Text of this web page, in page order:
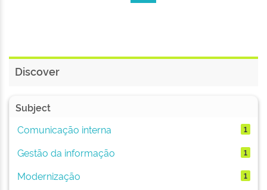
Discover
Subject
Comunicação interna
1
Gestão da informação 1
Modernização 1